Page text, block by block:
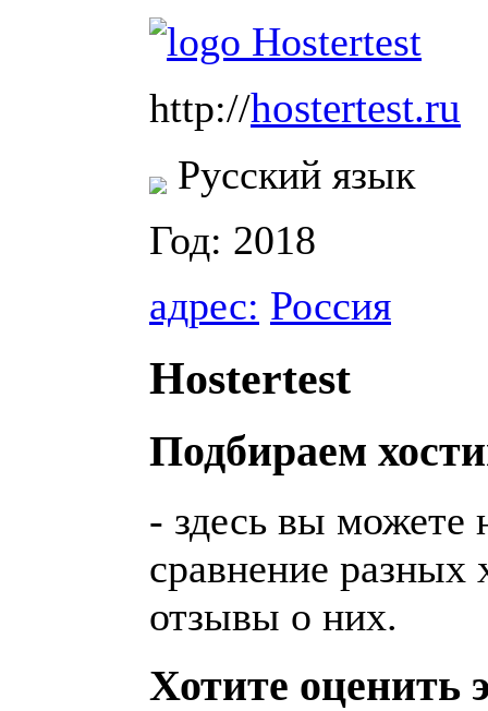
http://hostertest.ru
Русский язык
Год: 2018
адрес: Россия
Hostertest
Подбираем
- здесь вы можете
сравнение разных
отзывы о них.
Хотите оценить